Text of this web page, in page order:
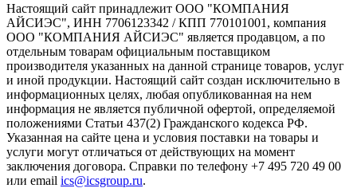
Настоящий сайт принадлежит ООО "КОМПАНИЯ
АЙСИЭС", ИНН 7706123342 / КПП 770101001, компания
ООО "КОМПАНИЯ АЙСИЭС" является продавцом, а по
отдельным товарам официальным поставщиком
производителя указанных на данной странице товаров, услуг
и иной продукции. Настоящий сайт создан исключительно в
информационных целях, любая опубликованная на нем
информация не является публичной офертой, определяемой
положениями Статьи 437(2) Гражданского кодекса РФ.
Указанная на сайте цена и условия поставки на товары и
услуги могут отличаться от действующих на момент
заключения договора. Справки по телефону +7 495 720 49 00
или email ics@icsgroup.ru.